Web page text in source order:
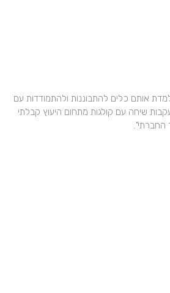
אותם כלים להתבוננות ולהתמודדות עם
שיחה עם קולגות מתחום היעוץ קבלתי
החברתי".